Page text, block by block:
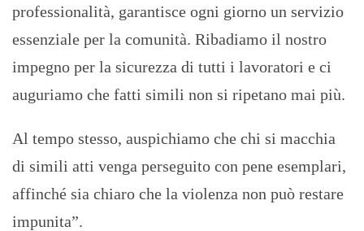
professionalità, garantisce ogni giorno un servizio
essenziale per la comunità. Ribadiamo il nostro
impegno per la sicurezza di tutti i lavoratori e ci
auguriamo che fatti simili non si ripetano mai più.
Al tempo stesso, auspichiamo che chi si macchia
di simili atti venga perseguito con pene esemplari,
affinché sia chiaro che la violenza non può restare
impunita”.